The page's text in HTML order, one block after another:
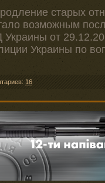
старых
возможным
Украины от
Украины по
16